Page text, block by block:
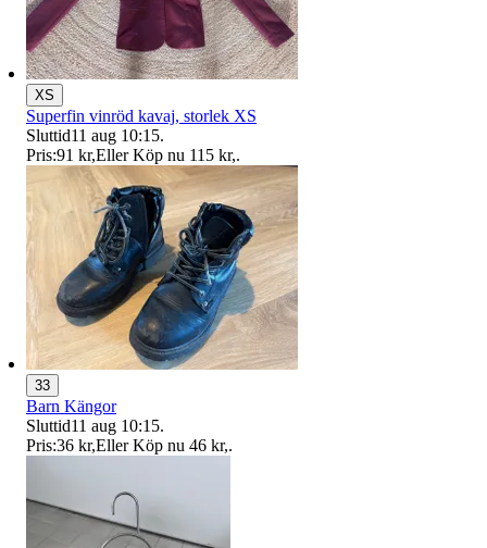
XS
Superfin vinröd kavaj, storlek XS
Sluttid11 aug 10:15.
Pris:91 kr,Eller Köp nu 115 kr,.
33
Barn Kängor
Sluttid11 aug 10:15.
Pris:36 kr,Eller Köp nu 46 kr,.